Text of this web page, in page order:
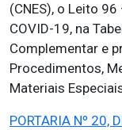
(CNES), o Leito
COVID-19, na
Complementar e
Procedimentos,
Materiais
PORTARIA Nº 20,